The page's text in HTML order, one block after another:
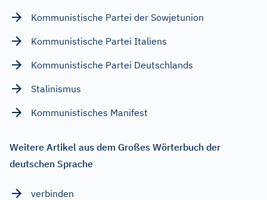
Kommunistische Partei der Sowjetunion
Kommunistische Partei Italiens
Kommunistische Partei Deutschlands
Stalinismus
Kommunistisches Manifest
Weitere Artikel aus dem Großes Wörterbuch der
deutschen Sprache
verbinden